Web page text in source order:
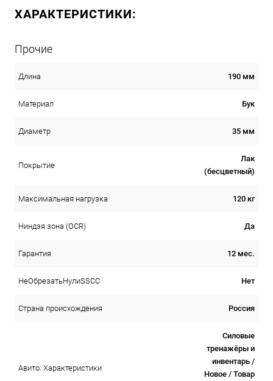
ХАРАКТЕРИСТИКИ:
Прочие
Длина 190 мм
Материал Бук
Диаметр 35 мм
Покрытие
Лак
(бесцветный)
Максимальная нагрузка 120 кг
Ниндзя зона (OCR) Да
Гарантия 12 мес.
НеОбрезатьНулиSSCC Нет
Страна происхождения Россия
Авито: Характеристики
Силовые
тренажёры и
инвентарь /
Новое / Товар